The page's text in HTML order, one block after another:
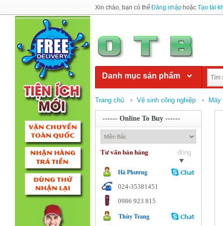
Xin chào, bạn có thể Đăng nhập hoặc Tạo tài
Danh mục sản phẩm
Trang chủ Vệ sinh công nghiệp Máy
------ Online To Buy ------
Tư vấn bán hàng đóng
Hà Phương
024-35381451
0986 923 815
Thùy Trang